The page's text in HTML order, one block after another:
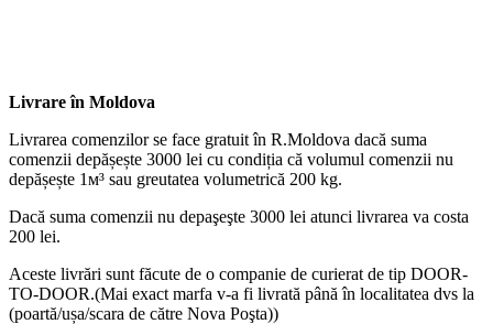
Livrare în Moldova
Livrarea comenzilor se face gratuit în R.Moldova dacă suma
comenzii depășește 3000 lei cu condiția că volumul comenzii nu
depășește 1м³ sau greutatea volumetrică 200 kg.
Dacă suma comenzii nu depaşeşte 3000 lei atunci livrarea va costa
200 lei.
Aceste livrări sunt făcute de o companie de curierat de tip DOOR-
TO-DOOR.(Mai exact marfa v-a fi livrată până în localitatea dvs la
(poartă/ușa/scara de către Nova Poşta))